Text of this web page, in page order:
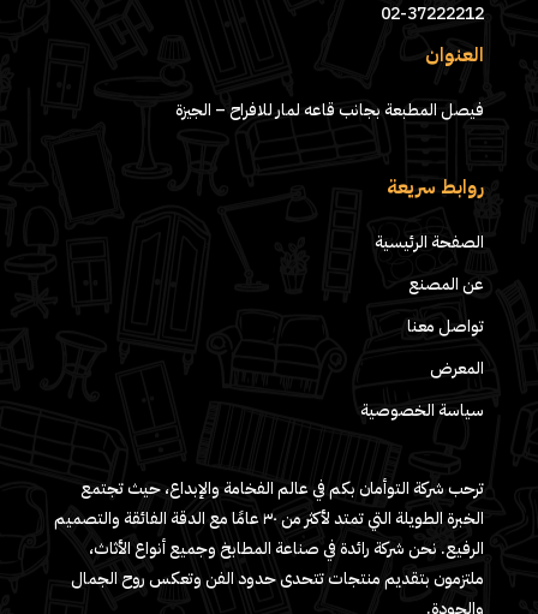
02-37222212
العنوان
فيصل المطبعة بجانب قاعه لمار للافراح – الجيزة
روابط سريعة
الصفحة الرئيسية
عن المصنع
تواصل معنا
المعرض
سياسة الخصوصية
ترحب شركة التوأمان بكم في عالم الفخامة والإبداع، حيث تجتمع
الخبرة الطويلة التي تمتد لأكثر من ٣٠ عامًا مع الدقة الفائقة والتصميم
الرفيع. نحن شركة رائدة في صناعة المطابخ وجميع أنواع الأثاث،
ملتزمون بتقديم منتجات تتحدى حدود الفن وتعكس روح الجمال